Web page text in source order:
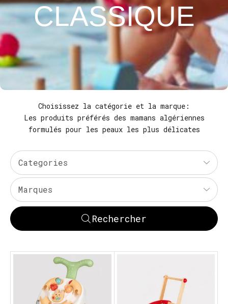
CLASSIQUE
Choisissez la catégorie et la marque:
Les produits préférés des mamans algériennes
formulés pour les peaux les plus délicates
Categories
Marques
Rechercher